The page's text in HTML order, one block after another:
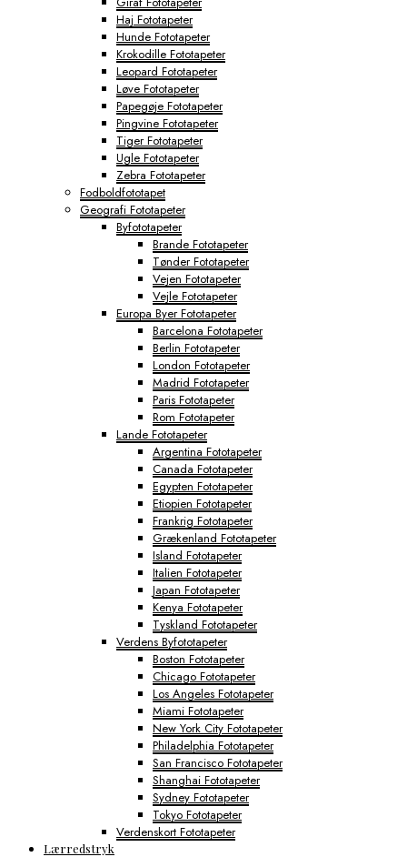
Haj Fototapeter
Hunde Fototapeter
Krokodille Fototapeter
Leopard Fototapeter
Løve Fototapeter
Papegøje Fototapeter
Pingvine Fototapeter
Tiger Fototapeter
Ugle Fototapeter
Zebra Fototapeter
Fodboldfototapet
Geografi Fototapeter
Byfototapeter
Brande Fototapeter
Tønder Fototapeter
Vejen Fototapeter
Vejle Fototapeter
Europa Byer Fototapeter
Barcelona Fototapeter
Berlin Fototapeter
London Fototapeter
Madrid Fototapeter
Paris Fototapeter
Rom Fototapeter
Lande Fototapeter
Argentina Fototapeter
Canada Fototapeter
Egypten Fototapeter
Etiopien Fototapeter
Frankrig Fototapeter
Grækenland Fototapeter
Island Fototapeter
Italien Fototapeter
Japan Fototapeter
Kenya Fototapeter
Tyskland Fototapeter
Verdens Byfototapeter
Boston Fototapeter
Chicago Fototapeter
Los Angeles Fototapeter
Miami Fototapeter
New York City Fototapeter
Philadelphia Fototapeter
San Francisco Fototapeter
Shanghai Fototapeter
Sydney Fototapeter
Tokyo Fototapeter
Verdenskort Fototapeter
Lærredstryk